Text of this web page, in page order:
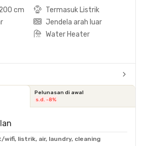
cm
Termasuk Listrik
Jendela arah luar
Water Heater
Pelunasan di awal
s.d. -8%
listrik, air, laundry, cleaning